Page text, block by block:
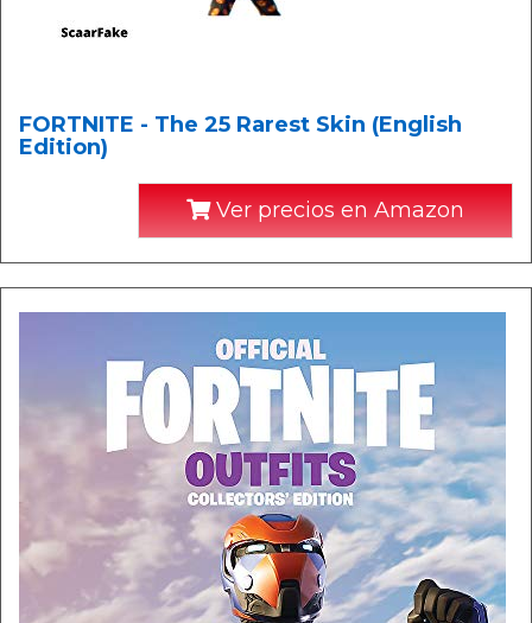
FORTNITE - The 25 Rarest Skin (English
Edition)
Ver precios en Amazon